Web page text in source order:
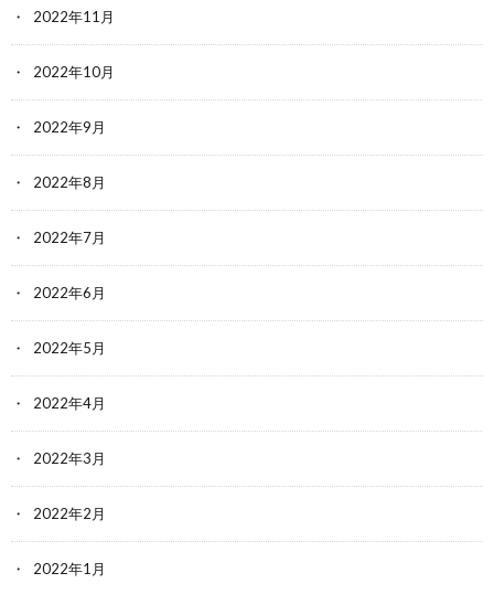
2022年11月
2022年10月
2022年9月
2022年8月
2022年7月
2022年6月
2022年5月
2022年4月
2022年3月
2022年2月
2022年1月